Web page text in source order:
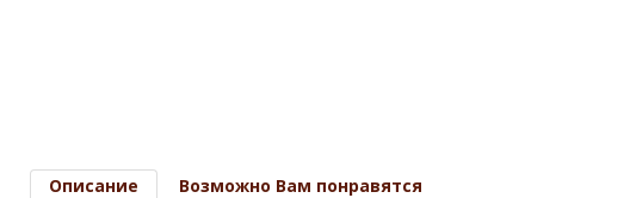
Описание
Возможно Вам понравятся